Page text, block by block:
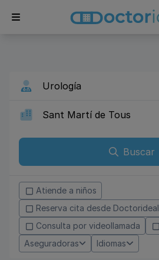
Buscar
Atiende a niños
Reserva cita desde Doctorideal
Consulta por videollamada
Aseguradoras
Idiomas